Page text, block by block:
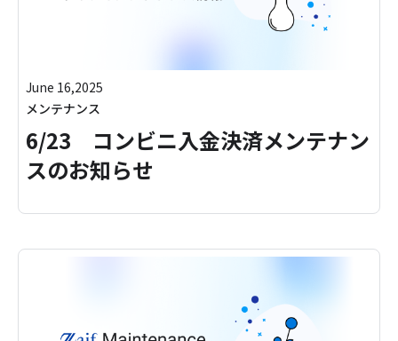
June 16,2025
メンテナンス
6/23 コンビニ入金決済メンテナン
スのお知らせ